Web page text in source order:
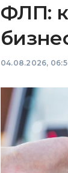
ФЛП:
04.08.2026,